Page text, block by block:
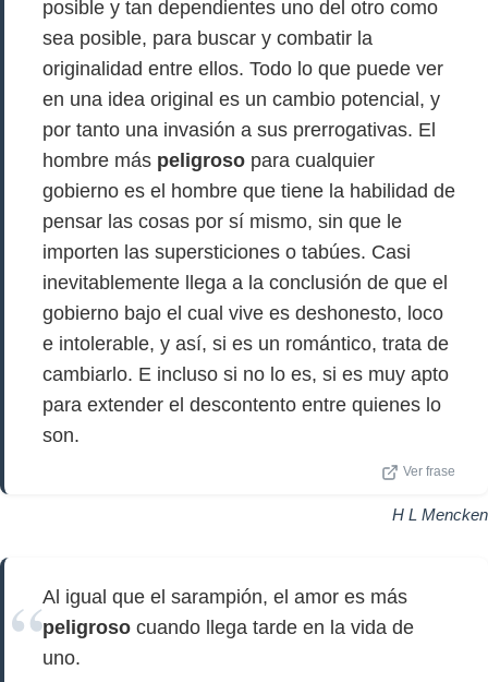
posible y tan dependientes uno del otro como
sea posible, para buscar y combatir la
originalidad entre ellos. Todo lo que puede ver
en una idea original es un cambio potencial, y
por tanto una invasión a sus prerrogativas. El
hombre más peligroso para cualquier
gobierno es el hombre que tiene la habilidad de
pensar las cosas por sí mismo, sin que le
importen las supersticiones o tabúes. Casi
inevitablemente llega a la conclusión de que el
gobierno bajo el cual vive es deshonesto, loco
e intolerable, y así, si es un romántico, trata de
cambiarlo. E incluso si no lo es, si es muy apto
para extender el descontento entre quienes lo
son.
Ver frase
H L Mencken
Al igual que el sarampión, el amor es más
peligroso cuando llega tarde en la vida de
uno.